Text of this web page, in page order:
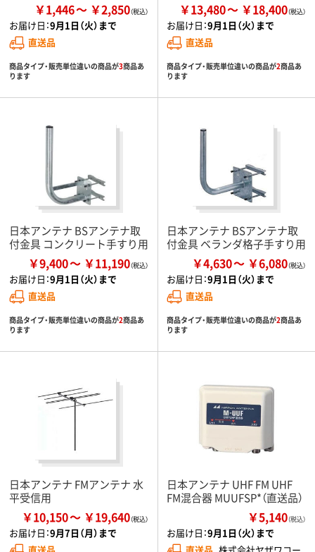
￥1,446 ￥2,850
お届け日：9月1日（火）まで
直送品
商品タイプ・販売単位違いの商品が3商品あ
ります
￥13,480 ￥18,400
お届け日：9月1日（火）まで
直送品
商品タイプ・販売単位違いの商品が2商品あ
ります
日本アンテナ BSアンテナ取
付金具 コンクリート手すり用
￥9,400 ￥11,190
お届け日：9月1日（火）まで
直送品
商品タイプ・販売単位違いの商品が2商品あ
ります
日本アンテナ BSアンテナ取
付金具 ベランダ格子手すり用
￥4,630 ￥6,080
お届け日：9月1日（火）まで
直送品
商品タイプ・販売単位違いの商品が2商品あ
ります
日本アンテナ FMアンテナ 水
平受信用
￥10,150 ￥19,640
お届け日：9月7日（月）まで
日本アンテナ UHF FM UHF
FM混合器 MUUFSP*（直送品）
￥5,140（税込）
お届け日：9月1日（火）まで